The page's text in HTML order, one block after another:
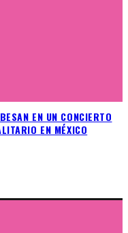
EN UN CONCIERTO
EN MÉXICO